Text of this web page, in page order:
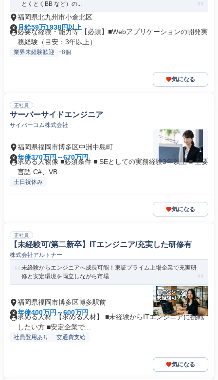
とくとくBB など）の...
福岡県北九州市小倉北区
月給59万1938円以上
必要な経験・能力等 【必須】■Webアプリケーションの開発実
務経験（目安：3年以上） ...
業界未経験歓迎 +8個
気になる
正社員
サーバーサイドエンジニア
サイバーコム株式会社
福岡県福岡市博多区中洲中島町
年俸370万円～670万円
求める人物像 ■必須条件 ■ SEとしての実務経験3年以上 ■ 主要
言語 C#、VB....
土日祝休み
気になる
正社員
【未経験可/第二新卒】ITエンジニア/充実した研修有
株式会社アルトナー
未経験からエンジニアへ成長可能！東証プライム上場企業で充実研
修と安定環境を両立しながら市場...
福岡県福岡市博多区博多駅前
年俸400万円～600万円
求める人材: 【求める人材】 ■未経験からITエンジニアに挑戦
したい方 ■安定企業で...
社員登用あり 交通費支給
気になる